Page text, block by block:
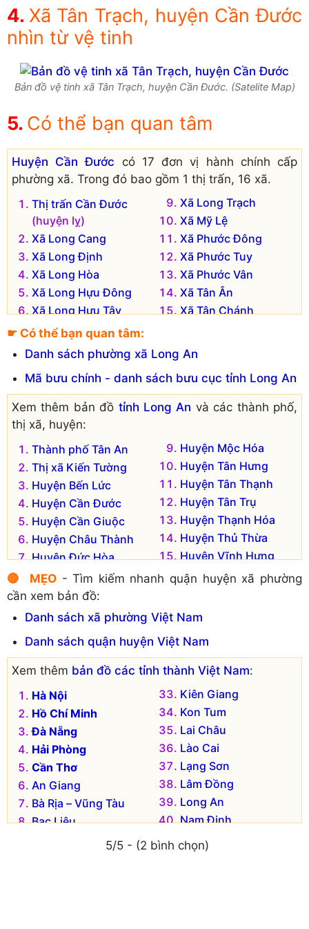
Xã Tân Trạch, huyện Cần Đước
nhìn từ vệ tinh
Bản đồ vệ tinh xã Tân Trạch, huyện Cần Đước. (Satelite Map)
Có thể bạn quan tâm
Huyện Cần Đước có 17 đơn vị hành chính cấp
phường xã. Trong đó bao gồm 1 thị trấn, 16 xã.
Thị trấn Cần Đước
(huyện lỵ)
Xã Long Cang
Xã Long Định
Xã Long Hòa
Xã Long Hựu Đông
Xã Long Hựu Tây
Xã Long Khê
Xã Long Sơn
Xã Long Trạch
Xã Mỹ Lệ
Xã Phước Đông
Xã Phước Tuy
Xã Phước Vân
Xã Tân Ân
Xã Tân Chánh
Xã Tân Trạch
☛ Có thể bạn quan tâm:
Danh sách phường xã Long An
Mã bưu chính - danh sách bưu cục tỉnh Long An
Xem thêm bản đồ tỉnh Long An và các thành phố,
thị xã, huyện:
Thành phố Tân An
Thị xã Kiến Tường
Huyện Bến Lức
Huyện Cần Đước
Huyện Cần Giuộc
Huyện Châu Thành
Huyện Đức Hòa
Huyện Đức Huệ
Huyện Mộc Hóa
Huyện Tân Hưng
Huyện Tân Thạnh
Huyện Tân Trụ
Huyện Thạnh Hóa
Huyện Thủ Thừa
Huyện Vĩnh Hưng
🔴 MẸO- Tìm kiếm nhanh quận huyện xã phường
cần xem bản đồ:
Danh sách xã phường Việt Nam
Danh sách quận huyện Việt Nam
Xem thêm bản đồ các tỉnh thành Việt Nam:
Hà Nội
Hồ Chí Minh
Đà Nẵng
Hải Phòng
Cần Thơ
An Giang
Bà Rịa – Vũng Tàu
Bạc Liêu
Kiên Giang
Kon Tum
Lai Châu
Lào Cai
Lạng Sơn
Lâm Đồng
Long An
Nam Định
Nghệ An
Ninh Bình
5/5 - (2 bình chọn)